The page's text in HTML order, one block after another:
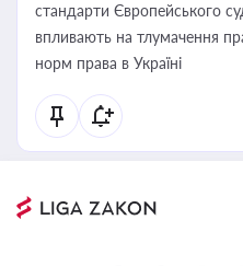
стандарти Європейського
впливають на тлумачення
норм права в Україні